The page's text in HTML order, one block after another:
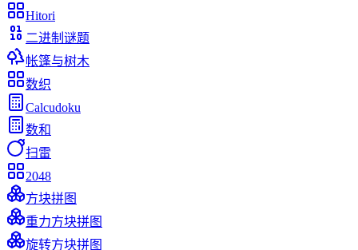
Hitori
二进制谜题
帐篷与树木
数织
Calcudoku
数和
扫雷
2048
方块拼图
重力方块拼图
旋转方块拼图